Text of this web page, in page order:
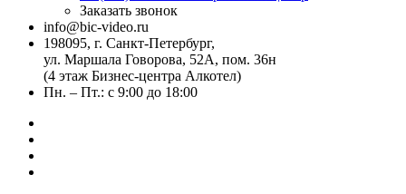
Заказать звонок
info@bic-video.ru
198095, г. Санкт-Петербург,
ул. Маршала Говорова, 52А, пом. 36н
(4 этаж Бизнес-центра Алкотел)
Пн. – Пт.: с 9:00 до 18:00